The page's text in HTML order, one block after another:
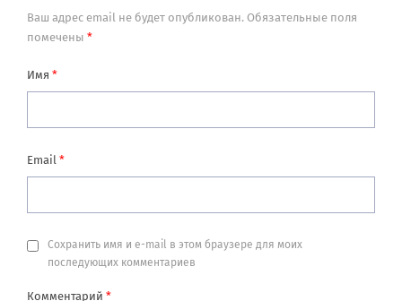
Ваш адрес email не будет опубликован. Обязательные поля
помечены *
Имя *
Email *
Сохранить имя и e-mail в этом браузере для моих
последующих комментариев
Комментарий *